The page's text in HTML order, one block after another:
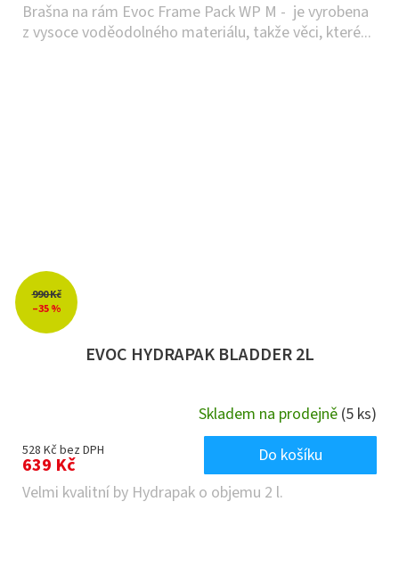
Brašna na rám Evoc Frame Pack WP M - je vyrobena
z vysoce voděodolného materiálu, takže věci, které...
990 Kč
–35 %
EVOC HYDRAPAK BLADDER 2L
Skladem na prodejně (5 ks)
528 Kč bez DPH
639 Kč
Do košíku
Velmi kvalitní by Hydrapak o objemu 2 l.